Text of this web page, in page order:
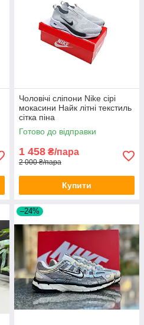
Чоловічі сліпони Nike сірі
мокасини Найк літні текстиль
сітка піна
Готово до відправки
1 458 ₴/пара
2 000 ₴/пара
Купити
–24%